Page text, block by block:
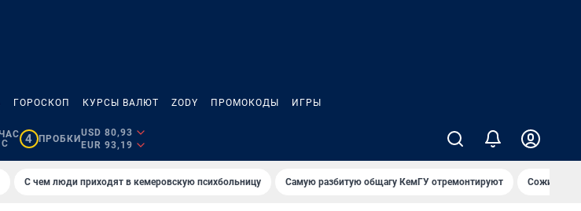
ГОРОСКОП КУРСЫ ВАЛЮТ ZODY ПРОМОКОДЫ ИГРЫ
4 ПРОБКИ
USD 80,93
EUR 93,19
С чем люди приходят в кемеровскую психбольницу Самую разбитую общагу КемГУ отремонтируют